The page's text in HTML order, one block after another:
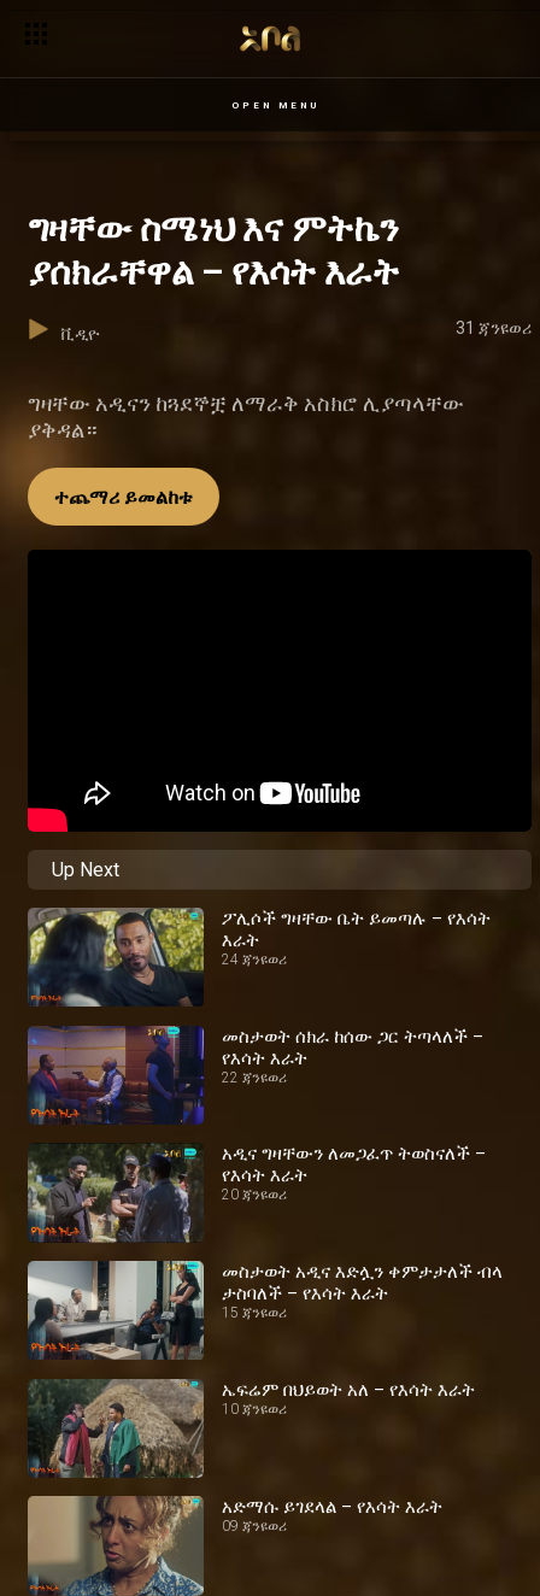
OPEN MENU
ግዛቸው ስሜነህ እና ምትኬን
ያሰክራቸዋል – የእሳት እራት
ቪዲዮ 31 ጃንዩወሪ
ግዛቸው አዲናን ከጓደኞቿ ለማራቅ አስክሮ ሊያጣላቸው
ያቅዳል።
ተጨማሪ ይመልከቱ
Up Next
ፖሊሶች ግዛቸው ቤት ይመጣሉ – የእሳት
እራት
24 ጃንዩወሪ
መስታወት ሰክራ ከሰው ጋር ትጣላለች –
የእሳት እራት
22 ጃንዩወሪ
አዲና ግዛቸውን ለመጋፈጥ ትወስናለች –
የእሳት እራት
20 ጃንዩወሪ
መስታወት አዲና እድሏን ቀምታታለች ብላ
ታስባለች – የእሳት እራት
15 ጃንዩወሪ
ኤፍሬም በህይወት አለ – የእሳት እራት
10 ጃንዩወሪ
አድማሱ ይገደላል – የእሳት እራት
09 ጃንዩወሪ